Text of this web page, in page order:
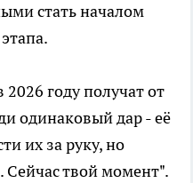
стать началом
году получат от
одинаковый дар - её
их за руку, но
Сейчас твой момент".